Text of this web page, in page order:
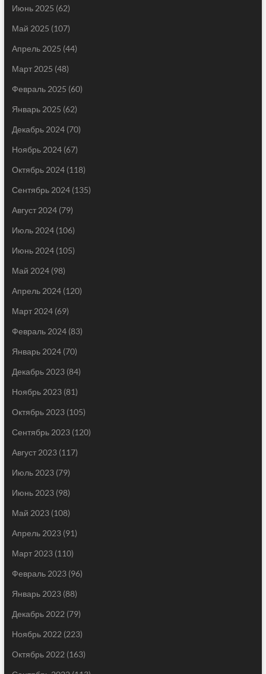
Июнь 2025 (62)
Май 2025 (107)
Апрель 2025 (44)
Март 2025 (48)
Февраль 2025 (60)
Январь 2025 (62)
Декабрь 2024(70)
Ноябрь 2024(67)
Октябрь 2024(118)
Сентябрь 2024(135)
Август 2024(79)
Июль 2024(106)
Июнь 2024(105)
Май 2024(98)
Апрель 2024(120)
Март 2024(69)
Февраль 2024(83)
Январь 2024(70)
Декабрь 2023(84)
Ноябрь 2023(81)
Октябрь 2023(105)
Сентябрь 2023(120)
Август 2023(117)
Июль 2023(79)
Июнь 2023(98)
Май 2023(108)
Апрель 2023(91)
Март 2023(110)
Февраль 2023(96)
Январь 2023(88)
Декабрь 2022 (79)
Ноябрь 2022 (223)
Октябрь 2022 (163)